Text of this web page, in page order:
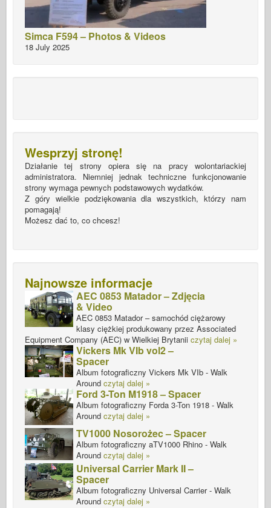
Simca F594 – Photos & Videos
18 July 2025
Wesprzyj stronę!
Działanie tej strony opiera się na pracy wolontariackiej
administratora. Niemniej jednak techniczne funkcjonowanie
strony wymaga pewnych podstawowych wydatków.
Z góry wielkie podziękowania dla wszystkich, którzy nam
pomagają!
Możesz dać to, co chcesz!
Najnowsze informacje
AEC 0853 Matador – Zdjęcia
& Video
AEC 0853 Matador – samochód ciężarowy
klasy ciężkiej produkowany przez Associated
Equipment Company (AEC) w Wielkiej Brytanii czytaj dalej »
Vickers Mk VIb vol2 –
Spacer
Album fotograficzny Vickers Mk VIb - Walk
Around czytaj dalej »
Ford 3-Ton M1918 – Spacer
Album fotograficzny Forda 3-Ton 1918 - Walk
Around czytaj dalej »
TV1000 Nosorożec – Spacer
Album fotograficzny aTV1000 Rhino - Walk
Around czytaj dalej »
Universal Carrier Mark II –
Spacer
Album fotograficzny Universal Carrier - Walk
Around czytaj dalej »